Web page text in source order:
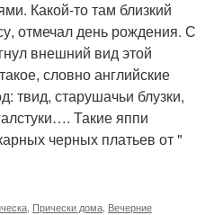
Какой-то там близкий
отмечал день рождения. С
внешний вид этой
словно английские
твид, старушачьи блузки,
Такие яппи
черных платьев от "
Прически дома Вечерние